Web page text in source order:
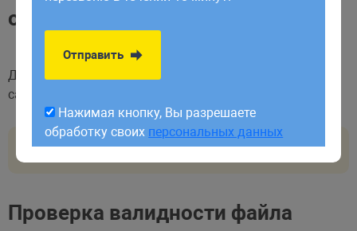
обновления пакетов
Для обновления файла composer.lock
самих пакетов:
composer update --lock
Проверка валидности файла
обработку своихперсональных данных
Отправить
Нажимая кнопку, Вы разрешаете
обработку своих персональных данных